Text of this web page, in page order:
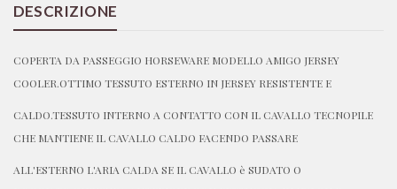
DESCRIZIONE
COPERTA DA PASSEGGIO HORSEWARE MODELLO AMIGO JERSEY
COOLER.OTTIMO TESSUTO ESTERNO IN JERSEY RESISTENTE E
CALDO.TESSUTO INTERNO A CONTATTO CON IL CAVALLO TECNOPILE
CHE MANTIENE IL CAVALLO CALDO FACENDO PASSARE
ALL'ESTERNO L'ARIA CALDA SE IL CAVALLO è SUDATO O